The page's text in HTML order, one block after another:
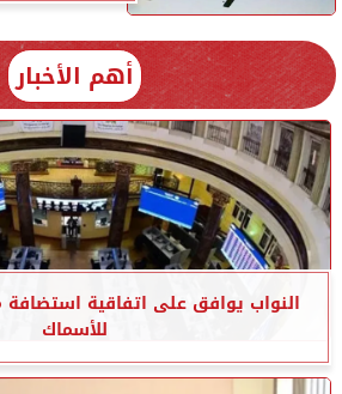
أهم الأخبار
النواب يوافق على اتفاقية استضافة
للأسماك